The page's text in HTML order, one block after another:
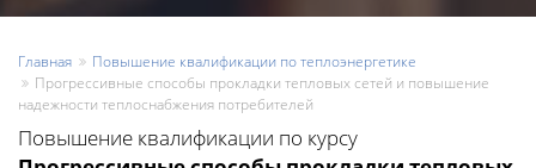
Главная
Повышение квалификации по теплоэнергетике
Прогрессивные способы прокладки тепловых сетей и повышение
надежности теплоснабжения потребителей
Повышение квалификации по курсу